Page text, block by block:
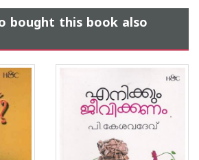
bought this book also